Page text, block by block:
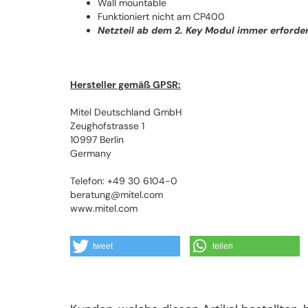
Wall mountable
Funktioniert nicht am CP400
Netzteil ab dem 2. Key Modul immer
Hersteller gemäß GPSR:
Mitel Deutschland GmbH
Zeughofstrasse 1
10997 Berlin
Germany
Telefon: +49 30 6104-0
beratung@mitel.com
www.mitel.com
tweet teilen